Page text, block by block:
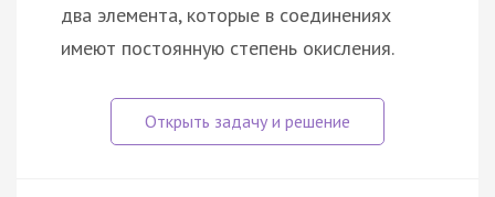
два элемента, которые в соединениях
имеют постоянную степень окисления.